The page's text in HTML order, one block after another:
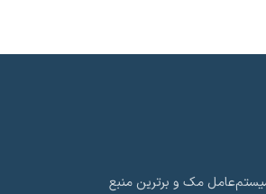
مک و برترین منبع